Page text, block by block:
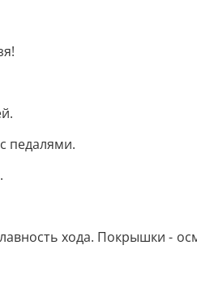
педалями.
хода. Покрышки -